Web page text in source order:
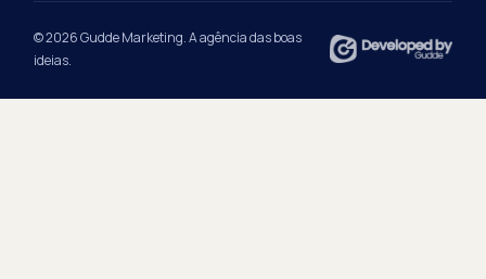
© 2026 Gudde Marketing. A agência das boas
ideias.